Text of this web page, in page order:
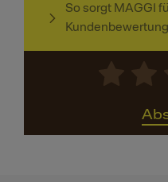
So sorgt MAGGI